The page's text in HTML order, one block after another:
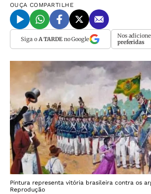
OUÇA COMPARTILHE
Siga o A TARDEno Google Nos adicione
preferidas
Pintura representa vitória brasileira contra os
Reprodução